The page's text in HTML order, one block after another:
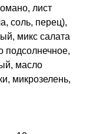
лист
соль, перец),
микс салата
подсолнечное,
масло
микрозелень,